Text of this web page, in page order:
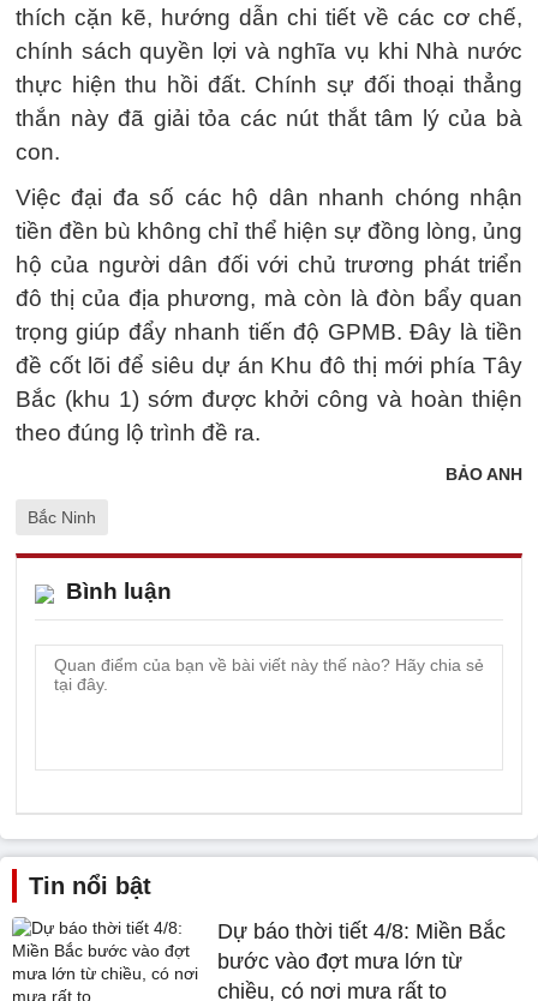
thích cặn kẽ, hướng dẫn chi tiết về các cơ chế,
chính sách quyền lợi và nghĩa vụ khi Nhà nước
thực hiện thu hồi đất. Chính sự đối thoại thẳng
thắn này đã giải tỏa các nút thắt tâm lý của bà
con.
Việc đại đa số các hộ dân nhanh chóng nhận
tiền đền bù không chỉ thể hiện sự đồng lòng, ủng
hộ của người dân đối với chủ trương phát triển
đô thị của địa phương, mà còn là đòn bẩy quan
trọng giúp đẩy nhanh tiến độ GPMB. Đây là tiền
đề cốt lõi để siêu dự án Khu đô thị mới phía Tây
Bắc (khu 1) sớm được khởi công và hoàn thiện
theo đúng lộ trình đề ra.
BẢO ANH
Bắc Ninh
Bình luận
Tin nổi bật
Dự báo thời tiết 4/8: Miền Bắc
bước vào đợt mưa lớn từ
chiều, có nơi mưa rất to